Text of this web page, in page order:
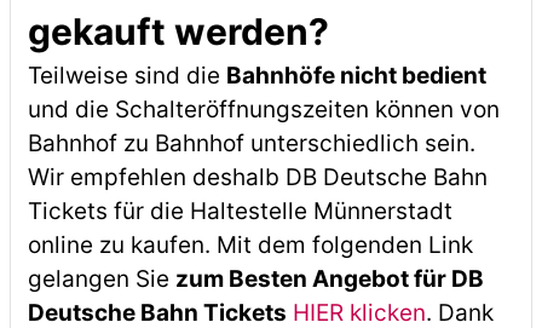
gekauft werden?
Teilweise sind die Bahnhöfe nicht bedient
und die Schalteröffnungszeiten können von
Bahnhof zu Bahnhof unterschiedlich sein.
Wir empfehlen deshalb DB Deutsche Bahn
Tickets für die Haltestelle Münnerstadt
online zu kaufen. Mit dem folgenden Link
gelangen Sie zum Besten Angebot für DB
Deutsche Bahn Tickets HIER klicken. Dank